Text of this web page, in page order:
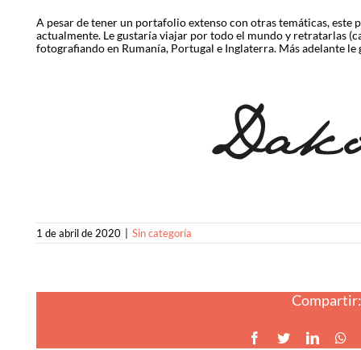
A pesar de tener un portafolio extenso con otras temáticas, este
actualmente. Le gustaría viajar por todo el mundo y retratarlas
fotografiando en Rumanía, Portugal e Inglaterra. Más adelante le
1 de abril de 2020 Sin categoría
Compartir:
Facebook
Twitter